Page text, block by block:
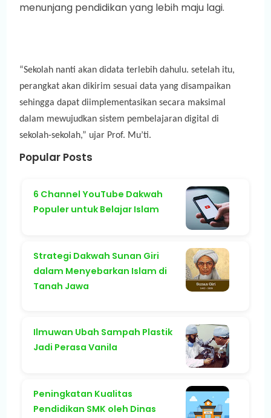
menunjang pendidikan yang lebih maju lagi.
“Sekolah nanti akan didata terlebih dahulu. setelah itu,
perangkat akan dikirim sesuai data yang disampaikan
sehingga dapat diimplementasikan secara maksimal
dalam mewujudkan sistem pembelajaran digital di
sekolah-sekolah,” ujar Prof. Mu’ti.
Popular Posts
6 Channel YouTube Dakwah
Populer untuk Belajar Islam
Strategi Dakwah Sunan Giri
dalam Menyebarkan Islam di
Tanah Jawa
Ilmuwan Ubah Sampah Plastik
Jadi Perasa Vanila
Peningkatan Kualitas
Pendidikan SMK oleh Dinas